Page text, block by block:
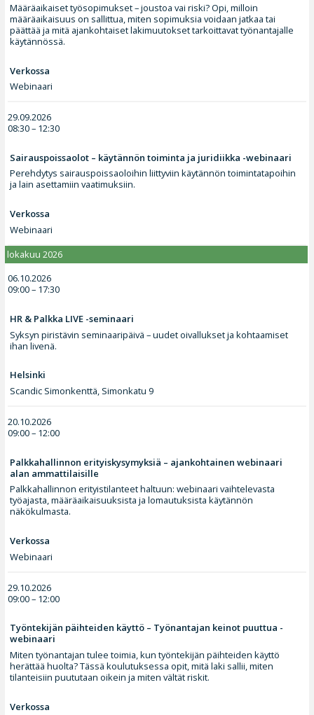
Määräaikaiset työsopimukset – joustoa vai riski? Opi, milloin
määräaikaisuus on sallittua, miten sopimuksia voidaan jatkaa tai
päättää ja mitä ajankohtaiset lakimuutokset tarkoittavat työnantajalle
käytännössä.
Verkossa
Webinaari
29.09.2026
08:30 – 12:30
Sairauspoissaolot – käytännön toiminta ja juridiikka -webinaari
Perehdytys sairauspoissaoloihin liittyviin käytännön toimintatapoihin
ja lain asettamiin vaatimuksiin.
Verkossa
Webinaari
lokakuu 2026
06.10.2026
09:00 – 17:30
HR & Palkka LIVE -seminaari
Syksyn piristävin seminaaripäivä – uudet oivallukset ja kohtaamiset
ihan livenä.
Helsinki
Scandic Simonkenttä, Simonkatu 9
20.10.2026
09:00 – 12:00
Palkkahallinnon erityiskysymyksiä – ajankohtainen webinaari
alan ammattilaisille
Palkkahallinnon erityistilanteet haltuun: webinaari vaihtelevasta
työajasta, määräaikaisuuksista ja lomautuksista käytännön
näkökulmasta.
Verkossa
Webinaari
29.10.2026
09:00 – 12:00
Työntekijän päihteiden käyttö – Työnantajan keinot puuttua -
webinaari
Miten työnantajan tulee toimia, kun työntekijän päihteiden käyttö
herättää huolta? Tässä koulutuksessa opit, mitä laki sallii, miten
tilanteisiin puututaan oikein ja miten vältät riskit.
Verkossa